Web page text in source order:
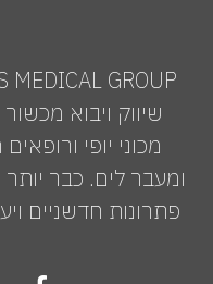
שיווק ויבוא
מכוני יופי
ומעבר לים. כבר
פתרונות חדשניים